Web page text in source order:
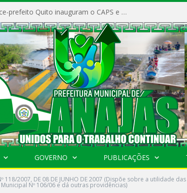
Prefeito Vivaldo Mendes e vice-prefeito Quito inauguram o CAPS e fortalecem a saúde pública em Anajás.
GOVERNO PUBLICAÇÕES
118/2007, DE 08 DE JUNHO DE 2007 (Dispõe sobre a utilidade
Nº 106/06 e dá outras providências)